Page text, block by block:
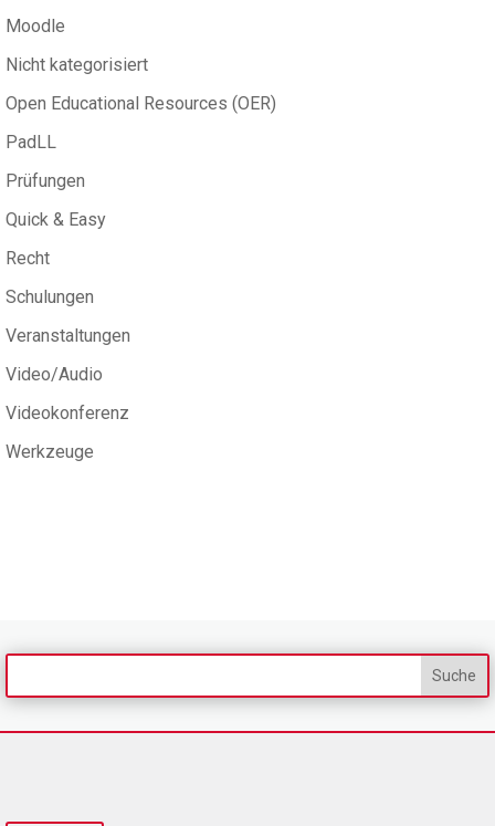
Moodle
Nicht kategorisiert
Open Educational Resources (OER)
PadLL
Prüfungen
Quick & Easy
Recht
Schulungen
Veranstaltungen
Video/Audio
Videokonferenz
Werkzeuge